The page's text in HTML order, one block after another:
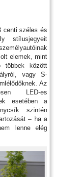
centi széles és
stílusjegyeit
elemek, mint
többek között
vagy S-
Az
LED-es
esetében a
szintén
– ha a
lenne elég